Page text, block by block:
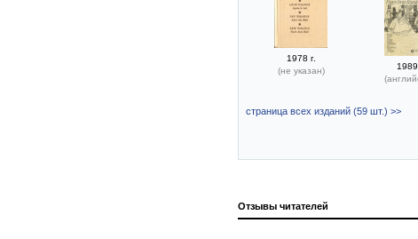
1978 г.
(не указан)
1989
страница всех изданий (59 шт.) >>
Отзывы читателей